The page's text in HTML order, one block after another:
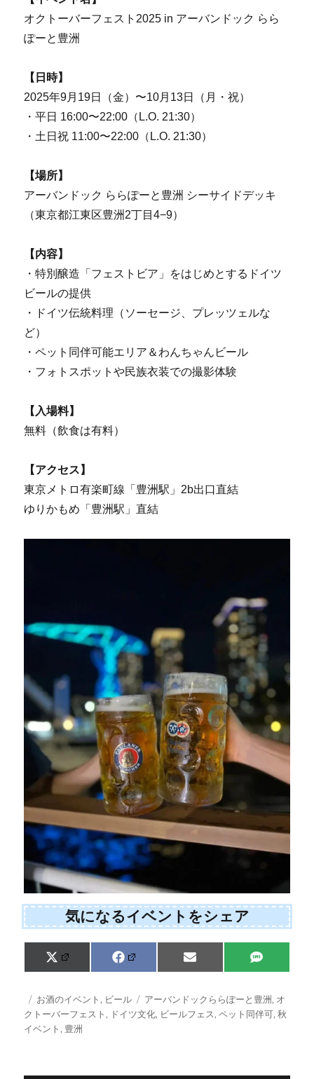
オクトーバーフェスト2025 in アーバンドック らら
ぽーと豊洲
【日時】
2025年9月19日（金）〜10月13日（月・祝）
・平日 16:00〜22:00（L.O. 21:30）
・土日祝 11:00〜22:00（L.O. 21:30）
【場所】
アーバンドック ららぽーと豊洲 シーサイドデッキ
（東京都江東区豊洲2丁目4−9）
【内容】
・特別醸造「フェストビア」をはじめとするドイツ
ビールの提供
・ドイツ伝統料理（ソーセージ、プレッツェルな
ど）
・ペット同伴可能エリア＆わんちゃんビール
・フォトスポットや民族衣装での撮影体験
【入場料】
無料（飲食は有料）
【アクセス】
東京メトロ有楽町線「豊洲駅」2b出口直結
ゆりかもめ「豊洲駅」直結
気になるイベントをシェア
Share
on
X
(
w
i
t
t
Share
on
F
a
o
Share
on
E
m
l
Share
on
S
M
投
稿
日:
カ
テ
ゴ
お酒のイベント , ビール
タ
グ
アーバンドックららぽーと豊洲, オ
クトーバーフェスト , ドイツ文化, ビールフェス,ペット同伴可,秋
イベント , 豊洲